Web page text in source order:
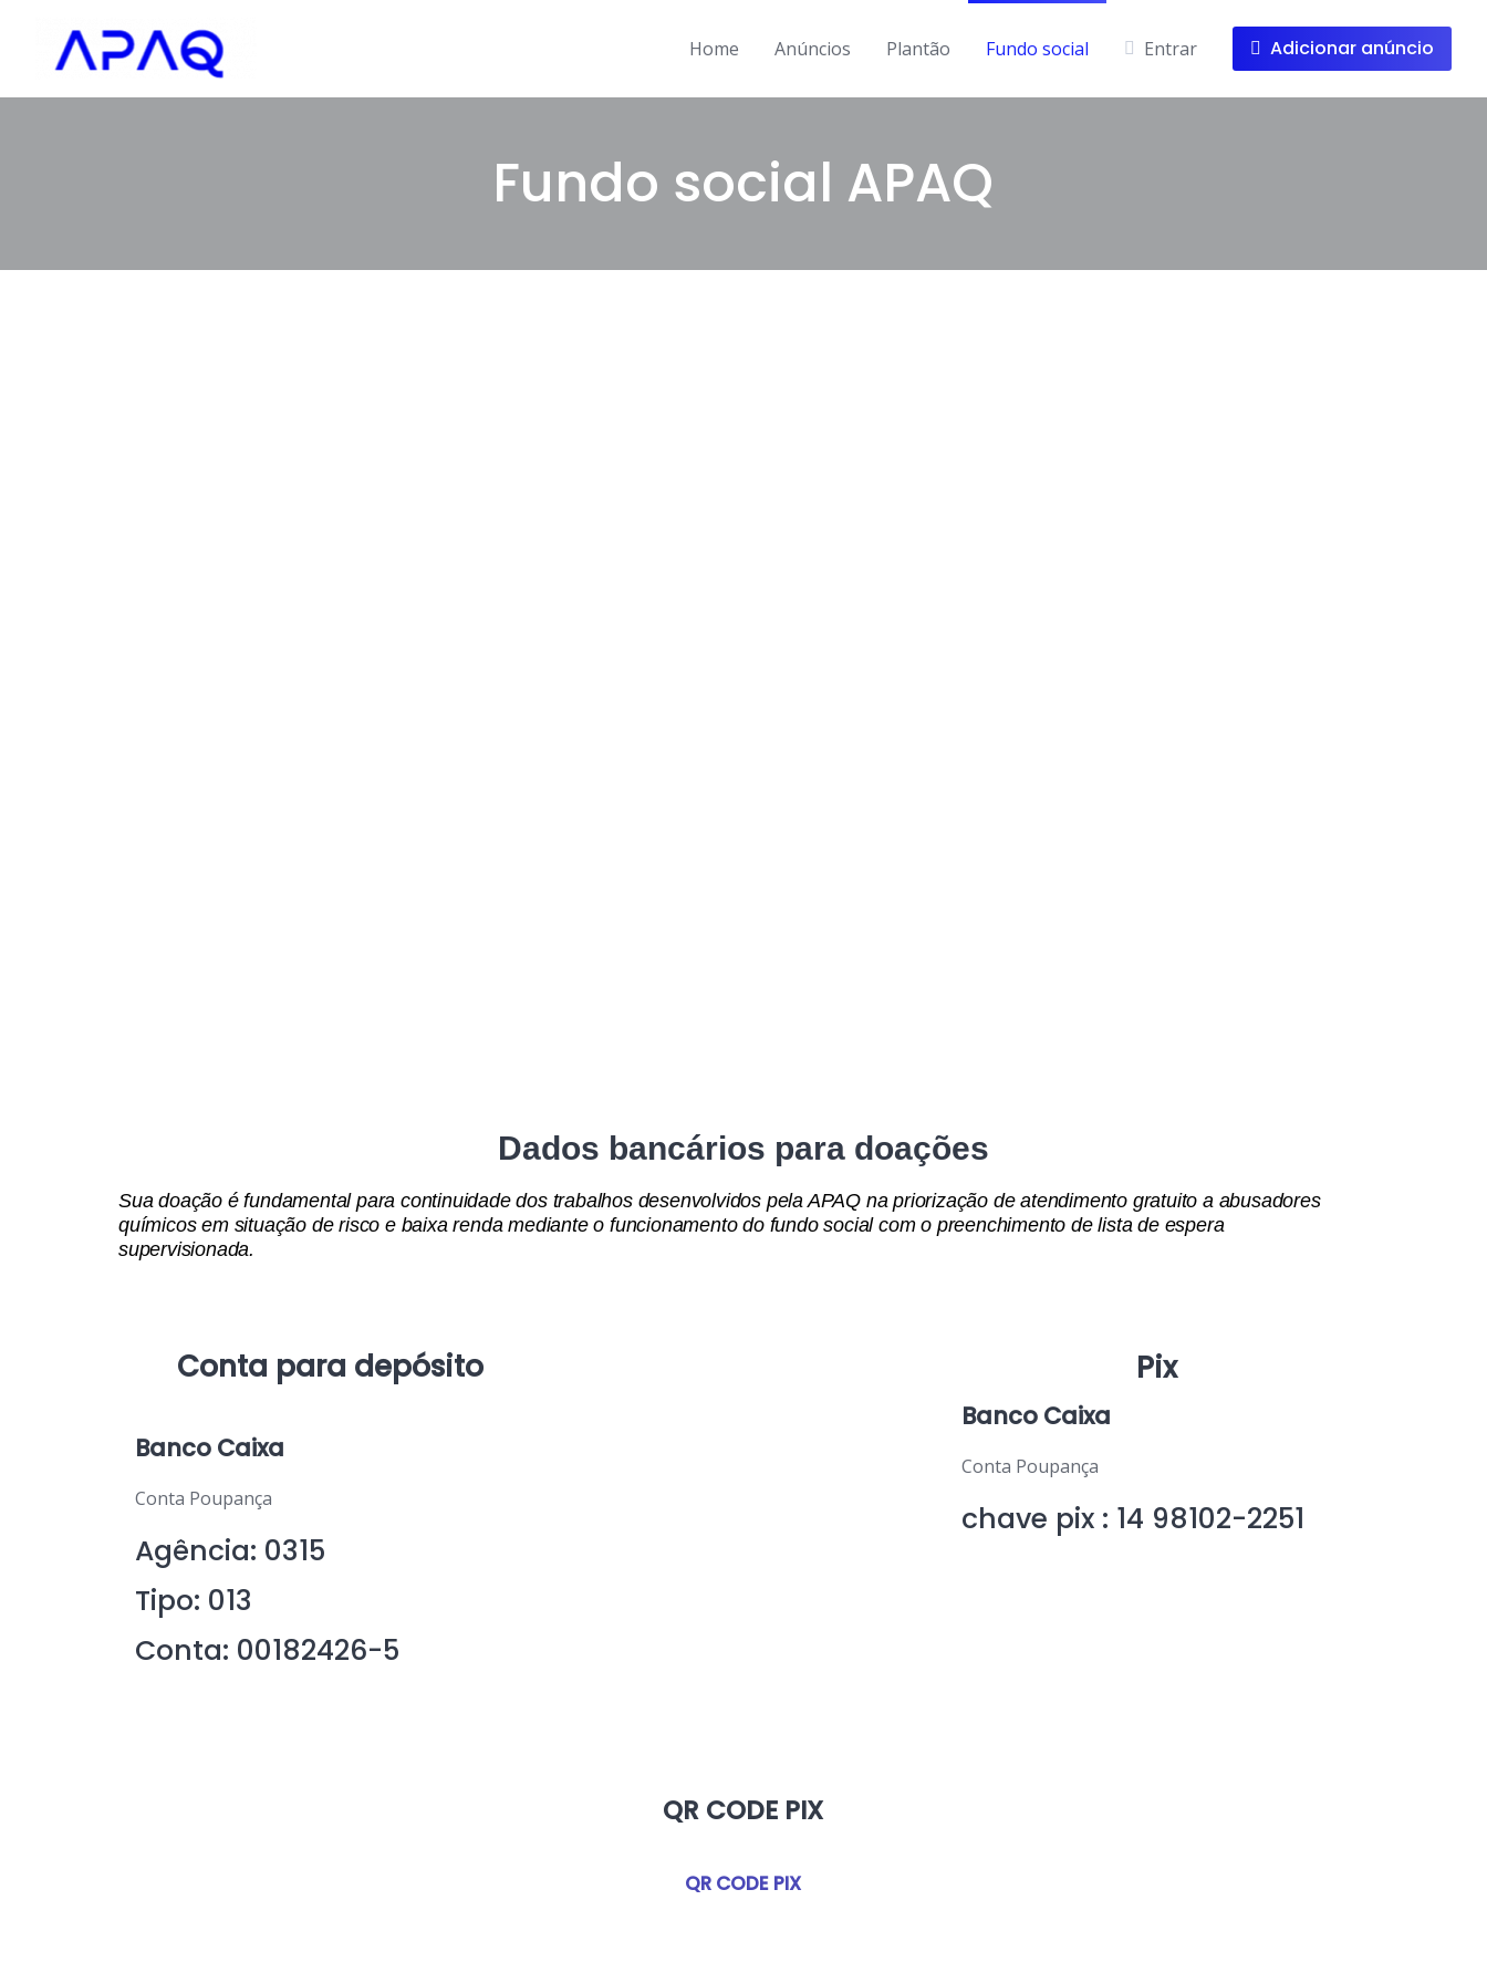
Home Anúncios Plantão Fundo social Entrar Adicionar anúncio
Fundo social APAQ
Dados bancários para doações
Sua doação é fundamental para continuidade dos trabalhos desenvolvidos pela APAQ na priorização de atendimento gratuito a abusadores
químicos em situação de risco e baixa renda mediante o funcionamento do fundo social com o preenchimento de lista de espera
supervisionada.
Conta para depósito
Banco Caixa
Conta Poupança
Agência: 0315
Tipo: 013
Conta: 00182426-5
QR CODE PIX
QR CODE PIX
Pix
Banco Caixa
Conta Poupança
chave pix : 14 98102-2251